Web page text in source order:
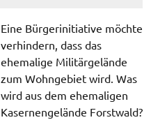
Eine Bürgerinitiative möchte
verhindern, dass das
ehemalige Militärgelände
zum Wohngebiet wird. Was
wird aus dem ehemaligen
Kasernengelände Forstwald?